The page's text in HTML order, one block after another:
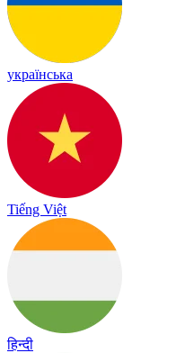
українська
Tiếng Việt
हिन्दी